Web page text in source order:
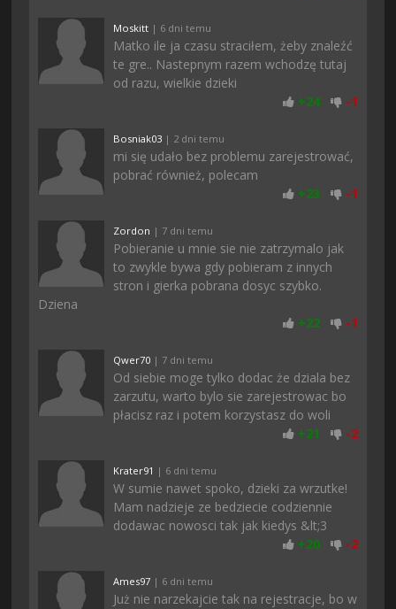
Moskitt | 6 dni temu
Matko ile ja czasu straciłem, żeby znaleźć
te gre.. Nastepnym razem wchodzę tutaj
od razu, wielkie dzieki
+24 -1
Bosniak03 | 2 dni temu
mi się udało bez problemu zarejestrować,
pobrać również, polecam
+23 -1
Zordon | 7 dni temu
Pobieranie u mnie sie nie zatrzymalo jak
to zwykle bywa gdy pobieram z innych
stron i gierka pobrana dosyc szybko.
Dziena
+22 -1
Qwer70 | 7 dni temu
Od siebie moge tylko dodac że dziala bez
zarzutu, warto bylo sie zarejestrowac bo
płacisz raz i potem korzystasz do woli
+21 -2
Krater91 | 6 dni temu
W sumie nawet spoko, dzieki za wrzutke!
Mam nadzieje ze bedziecie codziennie
dodawac nowosci tak jak kiedys &lt;3
+20 -2
Ames97 | 6 dni temu
Już nie narzekajcie tak na rejestracje, bo w